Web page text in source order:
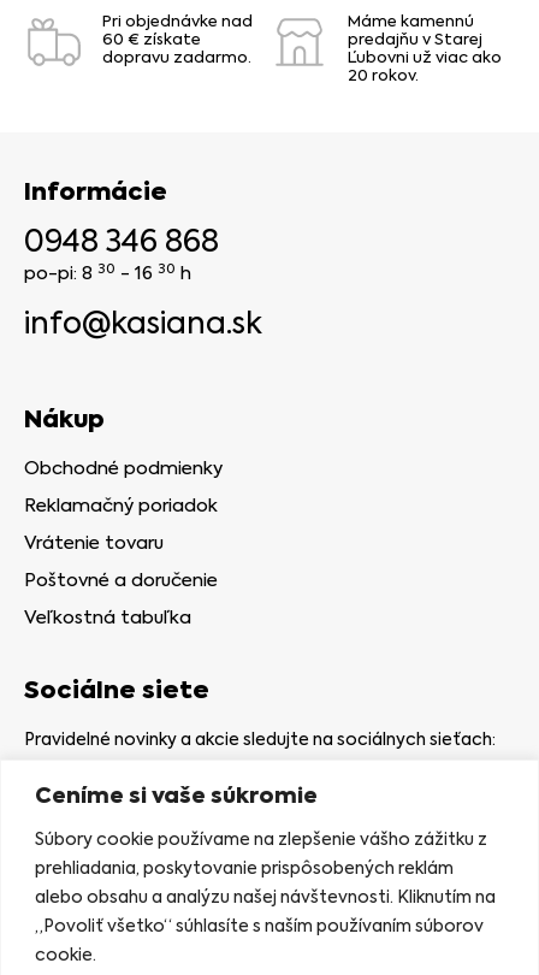
Ceníme si vaše súkromie
Súbory cookie používame na zlepšenie vášho zážitku z
prehliadania, poskytovanie prispôsobených reklám
alebo obsahu a analýzu našej návštevnosti. Kliknutím na
„Povoliť všetko“ súhlasíte s naším používaním súborov
cookie.
Pri objednávke nad
60 € získate
dopravu zadarmo.
Máme kamennú
predajňu v Starej
Ľubovni už viac ako
20 rokov.
Informácie
0948 346 868
po-pi: 8 30 - 16 30 h
info@kasiana.sk
Nákup
Obchodné podmienky
Reklamačný poriadok
Vrátenie tovaru
Poštovné a doručenie
Veľkostná tabuľka
Sociálne siete
Pravidelné novinky a akcie sledujte na sociálnych sieťach:
Kamenná predajňa
Nám. gen. Štefaníka 7